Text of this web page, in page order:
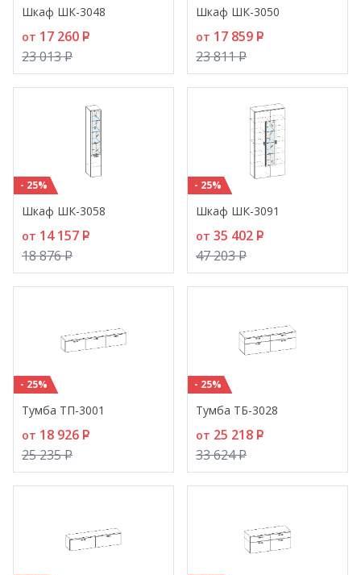
Шкаф ШК-3048
от 17 260 P
23 013P
Шкаф ШК-3050
от 17 859 P
23 811P
- 25%
Шкаф ШК-3058
от 14 157 P
18 876P
- 25%
Шкаф ШК-3091
от 35 402 P
47 203P
- 25%
Тумба ТП-3001
от 18 926 P
25 235P
- 25%
Тумба ТБ-3028
от 25 218 P
33 624P